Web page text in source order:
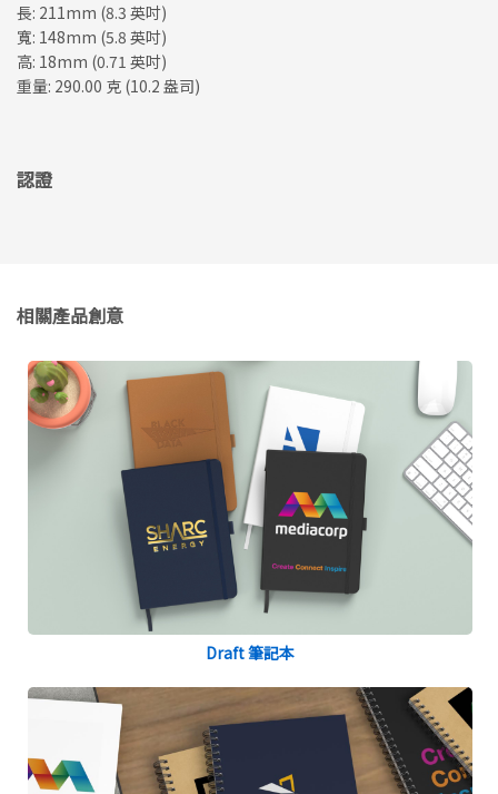
長: 211mm (8.3 英吋)
寬: 148mm (5.8 英吋)
高: 18mm (0.71 英吋)
重量: 290.00 克 (10.2 盎司)
認證
相關產品創意
Draft 筆記本